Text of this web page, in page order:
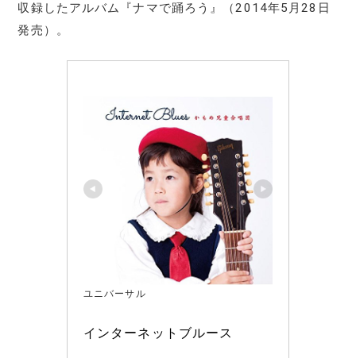
収録したアルバム『ナマで踊ろう』（2014年5月28日
発売）。
ユニバーサル
インターネットブルース